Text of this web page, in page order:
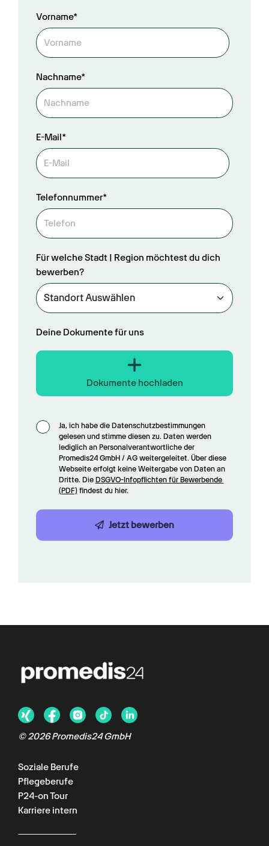
Vorname*
Nachname*
E-Mail*
Telefonnummer*
Für welche Stadt | Region möchtest du dich
bewerben?
Deine Dokumente für uns
Dokumente hochladen
Ja, ich habe die Datenschutzbestimmungen
gelesen und stimme diesen zu. Daten werden
lediglich an Personalverantwortliche der
Promedis24 GmbH / AG weitergeleitet. Über diese
Webseite erfolgt keine Weitergabe von Daten an
Dritte. Die DSGVO-Infopflichten für Bewerbende
(PDF) findest du hier.
Jetzt bewerben
©2026Promedis24 GmbH
Soziale Berufe
Pflegeberufe
P24-on Tour
Karriere intern